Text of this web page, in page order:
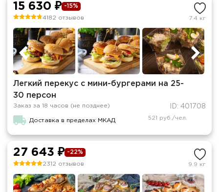
15 630 ₽ -15%
4182 отзывов 7.4 кг
Легкий перекус c мини-бургерами на 25-
30 персон
Заказ за 18 часов (не позднее) ID: 401708
Доставка в пределах МКАД 521 руб./чел.
27 643 ₽ -22%
2312 отзывов 9.9 кг